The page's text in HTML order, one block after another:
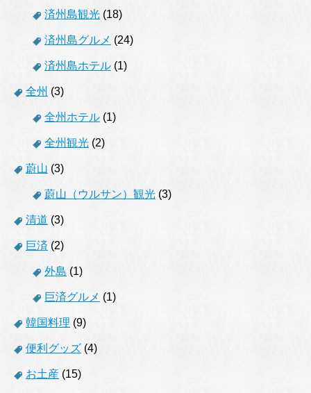
済州島観光 (18)
済州島グルメ (24)
済州島ホテル (1)
全州 (3)
全州ホテル (1)
全州観光 (2)
蔚山 (3)
蔚山（ウルサン）観光 (3)
清道 (3)
巨済 (2)
外島 (1)
巨済グルメ (1)
韓国料理 (9)
便利グッズ (4)
お土産 (15)